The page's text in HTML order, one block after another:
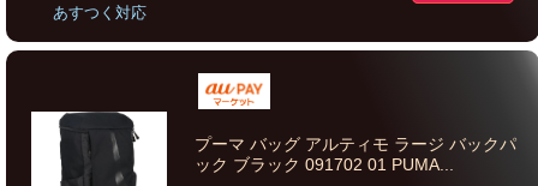
あすつく対応
プーマ バッグ アルティモ ラージ バックパ
ック ブラック 091702 01 PUMA...